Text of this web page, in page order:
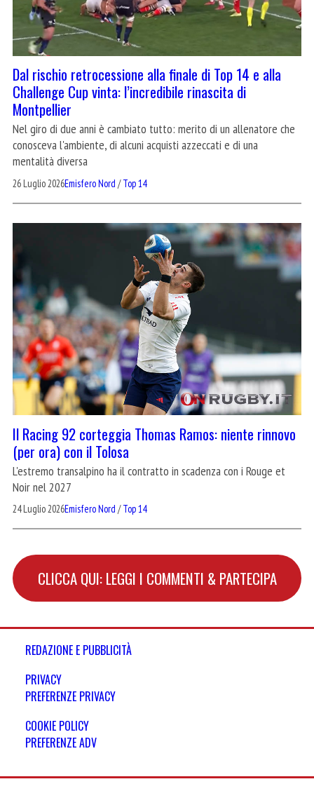
Dal rischio retrocessione alla finale di Top 14 e alla
Challenge Cup vinta: l’incredibile rinascita di
Montpellier
Nel giro di due anni è cambiato tutto: merito di un allenatore che
conosceva l'ambiente, di alcuni acquisti azzeccati e di una
mentalità diversa
26 Luglio 2026Emisfero Nord /Top 14
Il Racing 92 corteggia Thomas Ramos: niente rinnovo
(per ora) con il Tolosa
L'estremo transalpino ha il contratto in scadenza con i Rouge et
Noir nel 2027
24 Luglio 2026Emisfero Nord /Top 14
CLICCA QUI: LEGGI I COMMENTI & PARTECIPA
REDAZIONE E PUBBLICITÀ
PRIVACY
PREFERENZE PRIVACY
COOKIE POLICY
PREFERENZE ADV